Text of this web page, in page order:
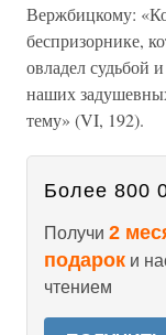
Вержбицкому:
беспризорнике,
овладел судьбой
наших
тему» (VI, 192).
Более 800
Получи 2
подарок и
чтением